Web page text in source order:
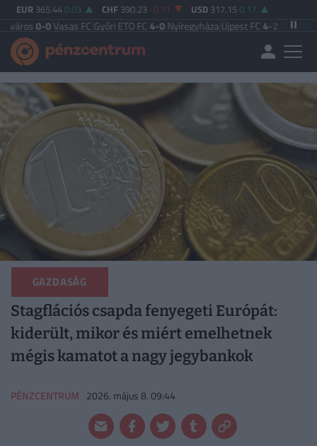
EUR 365.44 0.03 CHF 390.23 -0.11 USD 317.15 0.17
Vasas FC|Győri ETO FC4-0Nyíregyháza|Újpest FC4-2Debreceni VSC
GAZDASÁG
Stagflációs csapda fenyegeti Európát:
kiderült, mikor és miért emelhetnek
mégis kamatot a nagy jegybankok
PÉNZCENTRUM 2026. május 8. 09:44